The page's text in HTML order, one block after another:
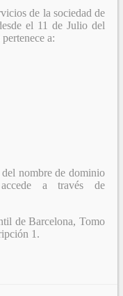
de la sociedad de
el 11 de Julio del
a:
nombre de dominio
a través de
de Barcelona, Tomo
1.